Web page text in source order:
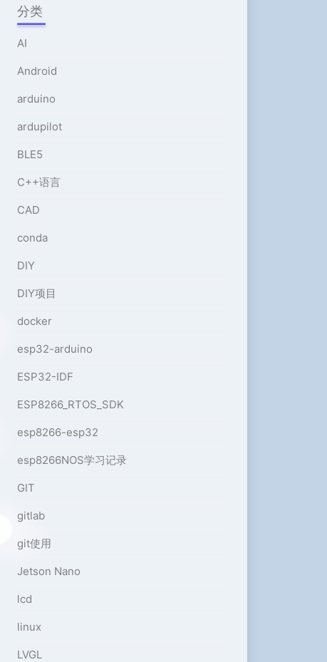
分类
AI
Android
arduino
ardupilot
BLE5
C++语言
CAD
conda
DIY
DIY项目
docker
esp32-arduino
ESP32-IDF
ESP8266_RTOS_SDK
esp8266-esp32
esp8266NOS学习记录
GIT
gitlab
git使用
Jetson Nano
lcd
linux
LVGL